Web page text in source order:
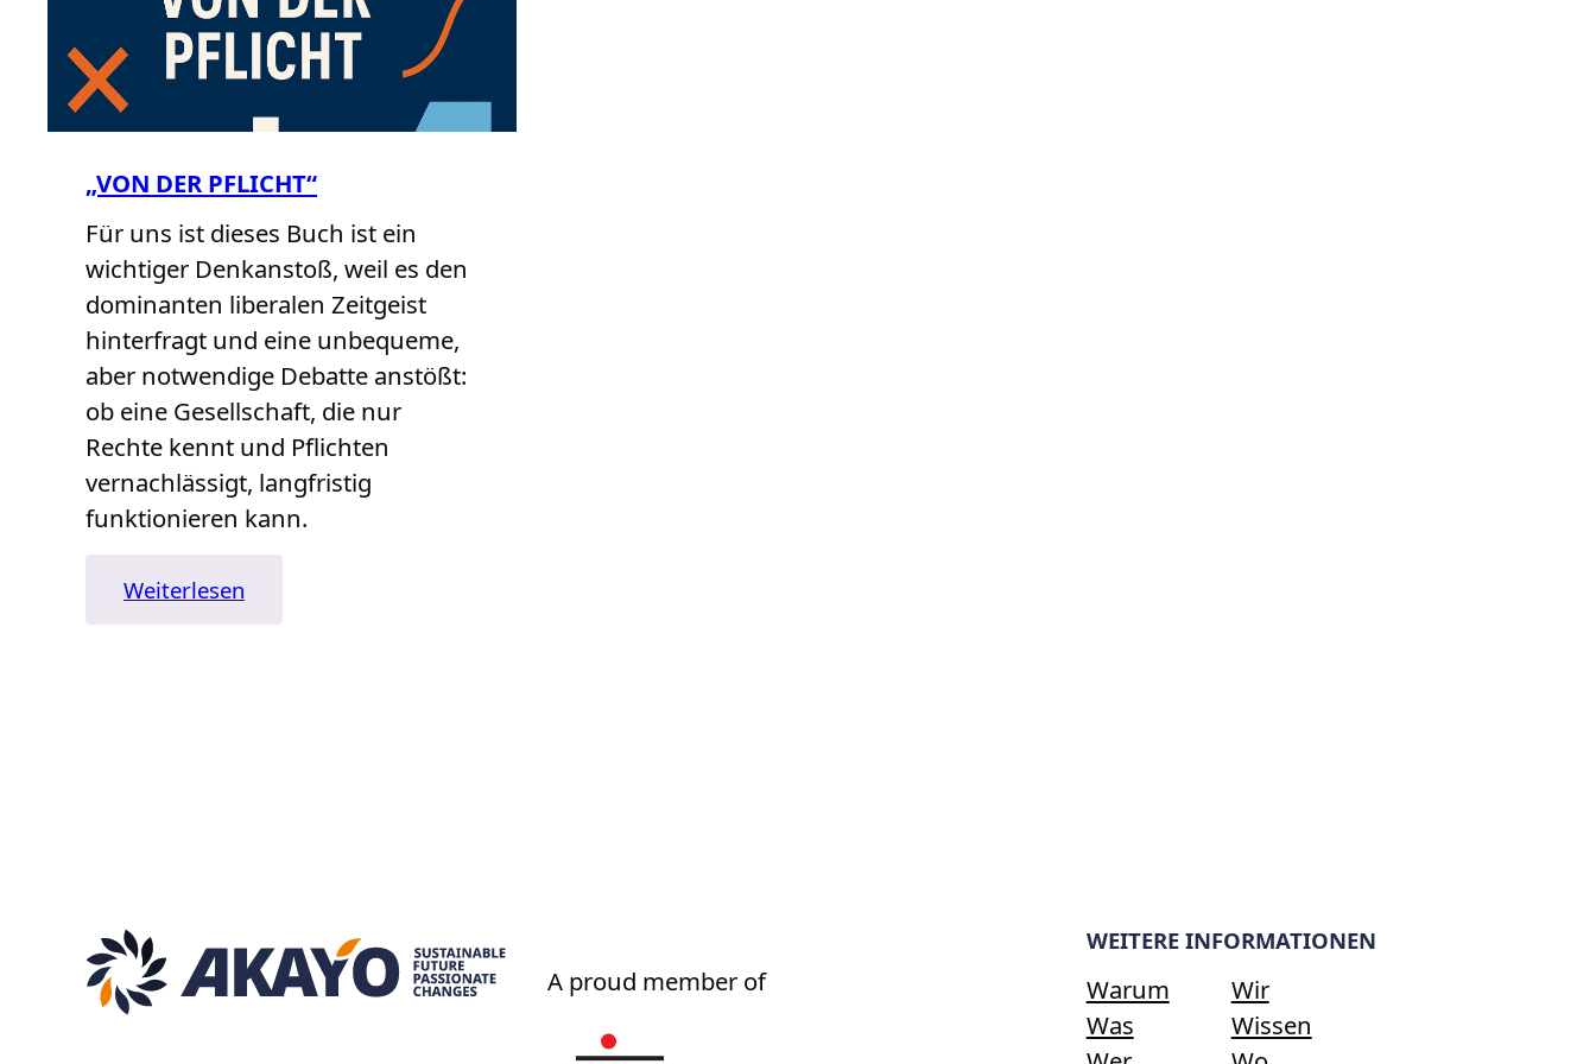
„VON DER PFLICHT“
Für uns ist dieses Buch ist ein
wichtiger Denkanstoß, weil es den
dominanten liberalen Zeitgeist
hinterfragt und eine unbequeme,
aber notwendige Debatte anstößt:
ob eine Gesellschaft, die nur
Rechte kennt und Pflichten
vernachlässigt, langfristig
funktionieren kann.
Weiterlesen
„Von
A proud member of
WEITERE INFORMATIONEN
Warum
Was
Wir
Wissen